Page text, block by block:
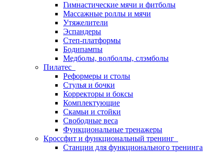
Гимнастические мячи и фитболы
Массажные роллы и мячи
Утяжелители
Эспандеры
Степ-платформы
Бодипампы
Медболы, волболлы, слэмболы
Пилатес
Реформеры и столы
Стулья и бочки
Корректоры и боксы
Комплектующие
Скамьи и стойки
Свободные веса
Функциональные тренажеры
Кроссфит и функциональный тренинг
Станции для функционального тренинга